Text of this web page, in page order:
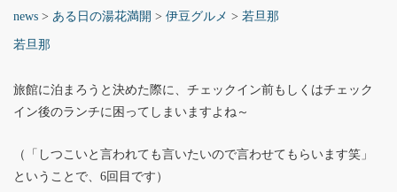
news > ある日の湯花満開 > 伊豆グルメ > 若旦那
若旦那
旅館に泊まろうと決めた際に、チェックイン前もしくはチェック
イン後のランチに困ってしまいますよね～
（「しつこいと言われても言いたいので言わせてもらいます笑」
ということで、6回目です）